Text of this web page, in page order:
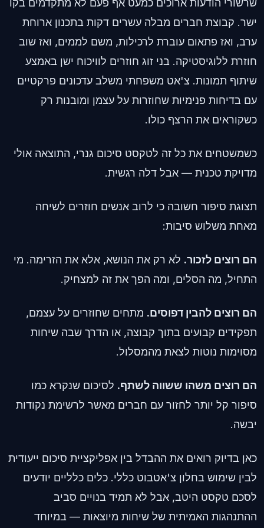
ישר. קבוצת חברים מבלה עשרים דקות בתכנון ארוחת
ערב, ואז פתאום עוברת לרכילות, משם לממים, ואז שוב
חוזרת ללוגיסטיקה. בני זוג חוזרים לוויכוח ישן באמצע
שיתוף תמונות. צ'אט משפחתי משלב עדכונים פרקטיים
עם בדיחות פנימיות שחוזרות על עצמן ומובנות רק
כשקוראים את הרצף כולו.
כשמשטחים את כל זה לטקסט סיכום גנרי, התוצאה אולי
מדויקת טכנית — אבל דלה רגשית.
תצוגת סיפור חשובה כי לרוב אנשים חוזרים לשיחה
מאחת משלוש סיבות:
הם רוצים לזכור. לא רק את הנושא, אלא את הזרימה. מי
התחיל, מה הסלים, ומה הפך את זה למצחיק.
הם רוצים להבין דפוסים. מתחים שחוזרים על עצמם,
תפקידים קבועים בתוך קבוצה, או הדרך שבה שיחות
מסוימות נוטות לצאת מהמסלול.
הם רוצים משהו ששווה לשתף. לסיכום שנקרא כמו
סיפור קל יותר לחזור עם חברים מאשר לרשימת נקודות
יבשה.
כאן בדיוק רואים את ההבדל בין אפליקציית סיכום ייעודית
לבין שימוש בחלון צ'אטבוט כללי. כלים כלליים יודעים
לסכם טקסט היטב, אבל לא תמיד בנויים סביב
ההתנהגות האמיתית של שיחות מיוצאות — במיוחד